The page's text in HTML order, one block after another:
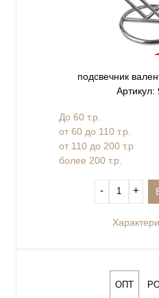
подсвечник
Артикул:
До 60 т.р.
от 60 до 110 т.р.
от 110 до 200 т.р
более 200 т.р.
‐ +
ОПТ